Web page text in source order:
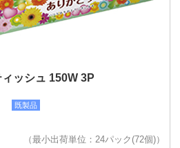
ッシュ 150W 3P
既製品
（最小出荷単位：24パック(72個)）